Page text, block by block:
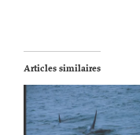
Articles similaires